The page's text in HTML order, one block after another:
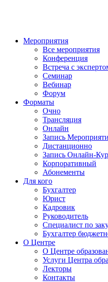
Мероприятия
Все мероприятия
Конференция
Встреча с
Семинар
Вебинар
Форум
Форматы
Очно
Трансляция
Онлайн
Запись
Дистанционно
Запись Онлайн-
Корпоративный
Абонементы
Для кого
Бухгалтер
Юрист
Кадровик
Руководитель
Специалист по
Бухгалтер
О Центре
О Центре
Услуги Центра
Лекторы
Контакты